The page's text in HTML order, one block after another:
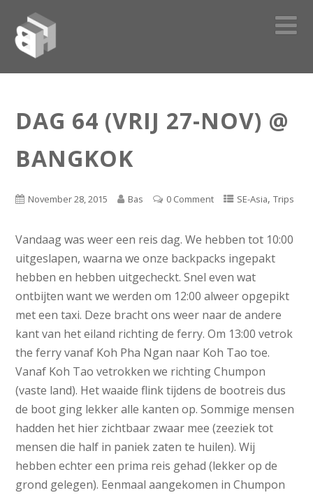
DAG 64 (VRIJ 27-NOV) @
BANGKOK
November 28, 2015 Bas 0 Comment SE-Asia, Trips
Vandaag was weer een reis dag. We hebben tot 10:00
uitgeslapen, waarna we onze backpacks ingepakt
hebben en hebben uitgecheckt. Snel even wat
ontbijten want we werden om 12:00 alweer opgepikt
met een taxi. Deze bracht ons weer naar de andere
kant van het eiland richting de ferry. Om 13:00 vetrok
the ferry vanaf Koh Pha Ngan naar Koh Tao toe.
Vanaf Koh Tao vetrokken we richting Chumpon
(vaste land). Het waaide flink tijdens de bootreis dus
de boot ging lekker alle kanten op. Sommige mensen
hadden het hier zichtbaar zwaar mee (zeeziek tot
mensen die half in paniek zaten te huilen). Wij
hebben echter een prima reis gehad (lekker op de
grond gelegen). Eenmaal aangekomen in Chumpon